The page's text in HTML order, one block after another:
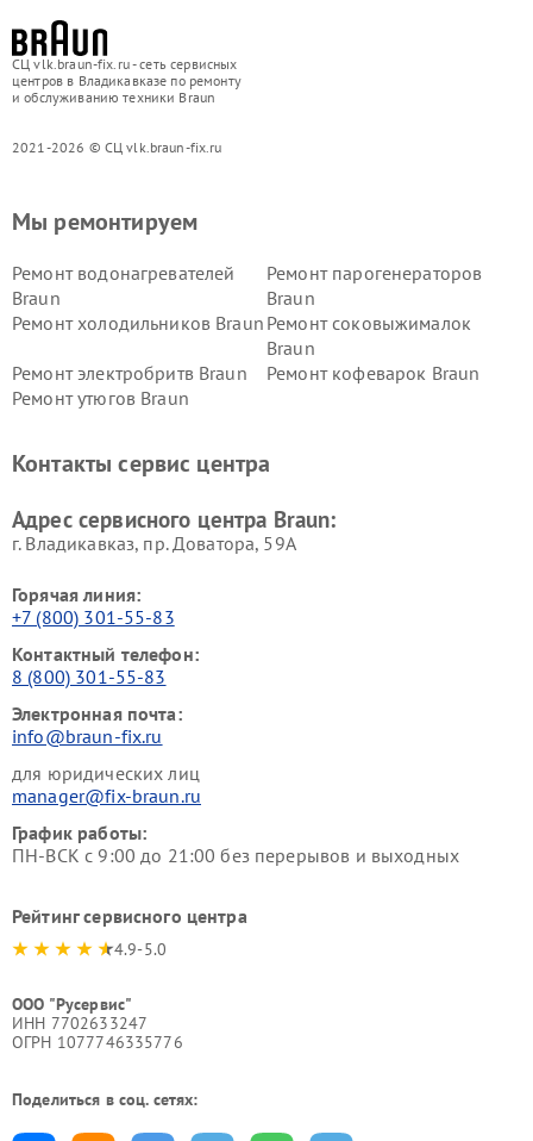
СЦ vlk.braun-fix.ru - сеть сервисных
центров в Владикавказе по ремонту
и обслуживанию техники Braun
2021-2026 © СЦ vlk.braun-fix.ru
Мы ремонтируем
Ремонт водонагревателей
Braun
Ремонт парогенераторов
Braun
Ремонт холодильников Braun Ремонт соковыжималок
Braun
Ремонт электробритв Braun
Ремонт кофеварок Braun
Ремонт утюгов Braun
Контакты сервис центра
Адрес сервисного центра Braun:
г. Владикавказ, пр. Доватора, 59А
Горячая линия:
+7 (800) 301-55-83
Контактный телефон:
8 (800) 301-55-83
Электронная почта:
info@braun-fix.ru
для юридических лиц
manager@fix-braun.ru
График работы:
ПН-ВСК с 9:00 до 21:00 без перерывов и выходных
Рейтинг сервисного центра
4.9-5.0
ООО "Русервис"
ИНН 7702633247
ОГРН 1077746335776
Поделиться в соц. сетях: